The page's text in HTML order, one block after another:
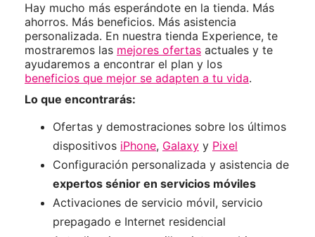
Hay mucho más esperándote en la tienda. Más
ahorros. Más beneficios. Más asistencia
personalizada. En nuestra tienda Experience, te
mostraremos las mejores ofertas actuales y te
ayudaremos a encontrar el plan y los
beneficios que mejor se adapten a tu vida.
Lo que encontrarás:
Ofertas y demostraciones sobre los últimos
dispositivos iPhone, Galaxy y Pixel
Configuración personalizada y asistencia de
expertos sénior en servicios móviles
Activaciones de servicio móvil, servicio
prepagado e Internet residencial